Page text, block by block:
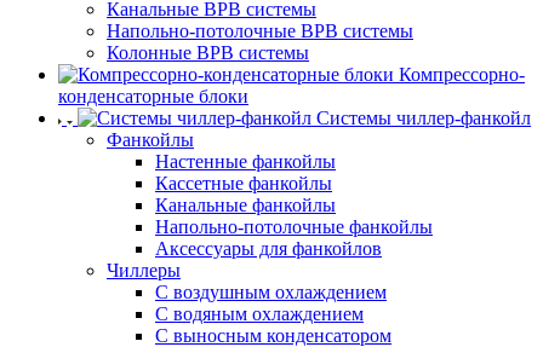
Канальные ВРВ системы
Напольно-потолочные ВРВ системы
Колонные ВРВ системы
Компрессорно-
конденсаторные блоки
Системы чиллер-фанкойл
Фанкойлы
Настенные фанкойлы
Кассетные фанкойлы
Канальные фанкойлы
Напольно-потолочные фанкойлы
Аксессуары для фанкойлов
Чиллеры
С воздушным охлаждением
С водяным охлаждением
С выносным конденсатором